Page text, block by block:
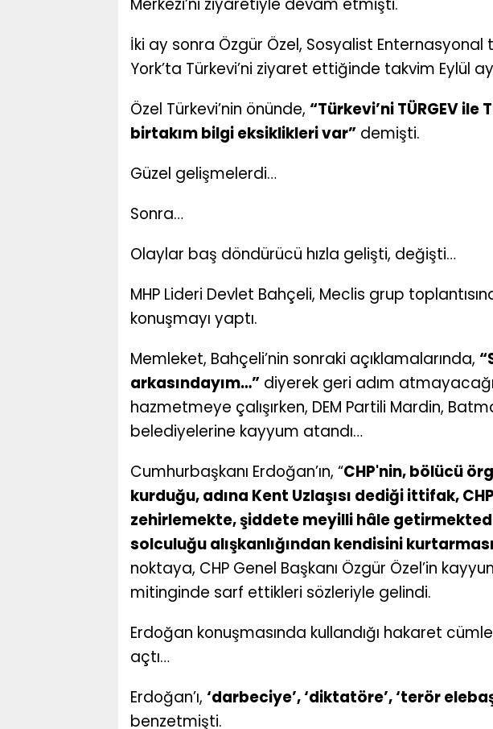
Merkezi’ni ziyaretiyle devam etmişti.
İki ay sonra Özgür Özel, Sosyalist Enternasyonal
York’ta Türkevi’ni ziyaret ettiğinde takvim Eylül
Özel Türkevi’nin önünde, “Türkevi’ni TÜRGEV ile
birtakım bilgi eksiklikleri var” demişti.
Güzel gelişmelerdi…
Sonra…
Olaylar baş döndürücü hızla gelişti, değişti…
MHP Lideri Devlet Bahçeli, Meclis grup
konuşmayı yaptı.
Memleket, Bahçeli’nin sonraki açıklamalarında,
arkasındayım…” diyerek geri adım
hazmetmeye çalışırken, DEM Partili Mardin,
belediyelerine kayyum atandı…
Cumhurbaşkanı Erdoğan’ın, “CHP'nin, bölücü
kurduğu, adına Kent Uzlaşısı dediği ittifak,
zehirlemekte, şiddete meyilli hâle
solculuğu alışkanlığından kendisini
noktaya, CHP Genel Başkanı Özgür Özel’in
mitinginde sarf ettikleri sözleriyle gelindi.
Erdoğan konuşmasında kullandığı hakaret
açtı…
Erdoğan’ı, ‘darbeciye’, ‘diktatöre’, ‘terör
benzetmişti.